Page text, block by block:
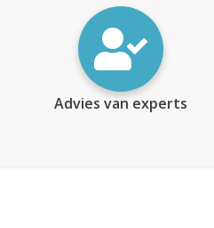
Advies van experts